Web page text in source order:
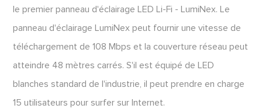
le premier panneau d'éclairage LED Li-Fi - LumiNex. Le
panneau d'éclairage LumiNex peut fournir une vitesse de
téléchargement de 108 Mbps et la couverture réseau peut
atteindre 48 mètres carrés. S'il est équipé de LED
blanches standard de l'industrie, il peut prendre en charge
15 utilisateurs pour surfer sur Internet.